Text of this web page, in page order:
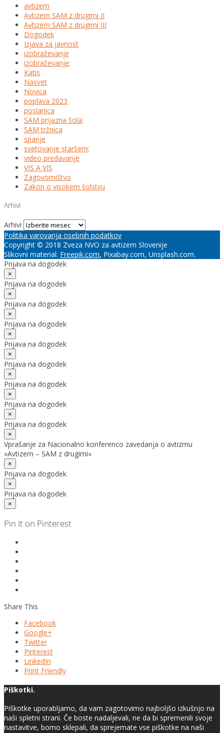
avtizem
Avtizem SAM z drugimi II
Avtizem SAM z drugimi III
Dogodek
Izjava za javnost
izobraževanje
izobraževanje;
Katis
Nasvet
Novica
poplava 2023
poslanica
SAM prijazna šola;
SAM tržnica
spanje
svetovanje staršem;
video predavanje
VIS A VIS
Zagovorništvo
Zakon o visokem šolstvu
Arhivi
Arhivi
Politika varovanja osebnih podatkov
Copyright © 2018 Zveza NVO za avtizem Slovenije
Slikovni material: Freepik.com, Pixabay.com, Unsplash.com.
Prijava na dogodek
×
Prijava na dogodek
×
Prijava na dogodek
×
Prijava na dogodek
×
Prijava na dogodek
×
Prijava na dogodek
×
Prijava na dogodek
×
Prijava na dogodek
×
Prijava na dogodek
×
Vprašanje za Nacionalno konferenco zavedanja o avtizmu
»Avtizem – SAM z drugimi«
×
Prijava na dogodek
×
Prijava na dogodek
×
Pin It on Pinterest
Share This
Facebook
Google+
Twitter
Pinterest
LinkedIn
Print Friendly
Piškotki.
Piškotke uporabljamo, da vam zagotovimo najboljšo izkušnjo na
naši spletni strani. Če boste nadaljevali, ne da bi spremenili svoje
nastavitve, bomo sklepali, da sprejemate vse piškotke na naši